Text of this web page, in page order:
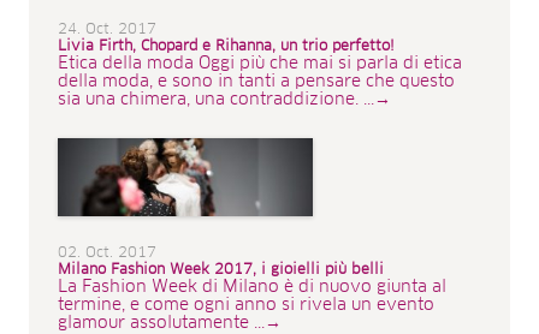
24. Oct. 2017
Livia Firth, Chopard e Rihanna, un trio perfetto!
Etica della moda Oggi più che mai si parla di etica
della moda, e sono in tanti a pensare che questo
sia una chimera, una contraddizione. ...→
02. Oct. 2017
Milano Fashion Week 2017, i gioielli più belli
La Fashion Week di Milano è di nuovo giunta al
termine, e come ogni anno si rivela un evento
glamour assolutamente ...→